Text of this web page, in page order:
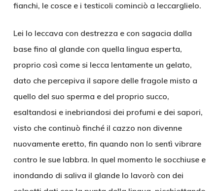
fianchi, le cosce e i testicoli cominciò a leccarglielo.
Lei lo leccava con destrezza e con sagacia dalla
base fino al glande con quella lingua esperta,
proprio così come si lecca lentamente un gelato,
dato che percepiva il sapore delle fragole misto a
quello del suo sperma e del proprio succo,
esaltandosi e inebriandosi dei profumi e dei sapori,
visto che continuò finché il cazzo non divenne
nuovamente eretto, fin quando non lo sentì vibrare
contro le sue labbra. In quel momento le socchiuse e
inondando di saliva il glande lo lavorò con dei